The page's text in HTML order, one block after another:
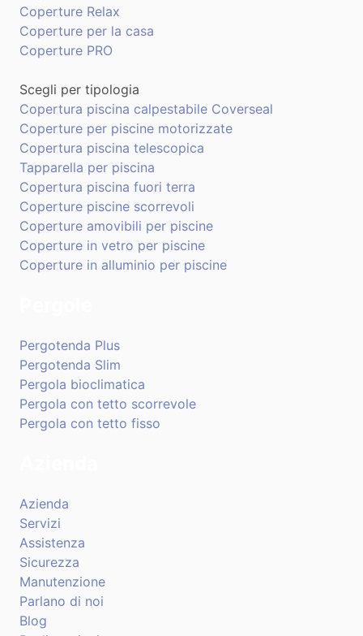
Coperture Relax
Coperture per la casa
Coperture PRO
Scegli per tipologia
Copertura piscina calpestabile Coverseal
Coperture per piscine motorizzate
Copertura piscina telescopica
Tapparella per piscina
Copertura piscina fuori terra
Coperture piscine scorrevoli
Coperture amovibili per piscine
Coperture in vetro per piscine
Coperture in alluminio per piscine
Pergotenda Plus
Pergotenda Slim
Pergola bioclimatica
Pergola con tetto scorrevole
Pergola con tetto fisso
Azienda
Servizi
Assistenza
Sicurezza
Manutenzione
Parlano di noi
Blog